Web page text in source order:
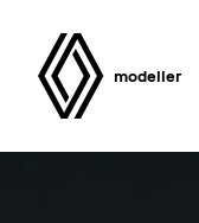
modeller